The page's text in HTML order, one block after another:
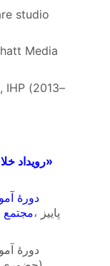
studio
Media
IHP (2013–
رویداد خلاقیت با هوش مصنوعی «هزار فردا»
دورهٔ
مجتمع، پاییز
– دورهٔ